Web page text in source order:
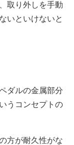
取り外しを手動
いといけないと
ダルの金属部分
うコンセプトの
方が耐久性がな